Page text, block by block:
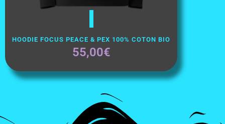
Choix Des Options
HOODIE FOCUS PEACE & PEX 100% COTON BIO
55,00€